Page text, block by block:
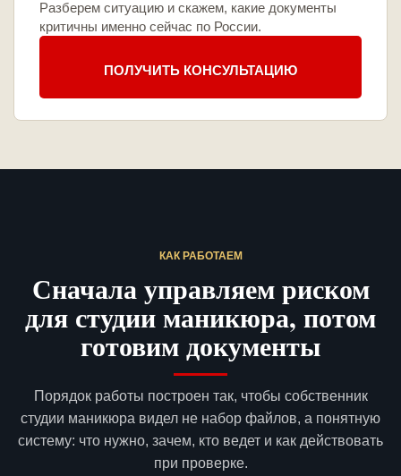
Разберем ситуацию и скажем, какие документы
критичны именно сейчас по России.
ПОЛУЧИТЬ КОНСУЛЬТАЦИЮ
КАК РАБОТАЕМ
Сначала управляем риском
для студии маникюра, потом
готовим документы
Порядок работы построен так, чтобы собственник
студии маникюра видел не набор файлов, а понятную
систему: что нужно, зачем, кто ведет и как действовать
при проверке.